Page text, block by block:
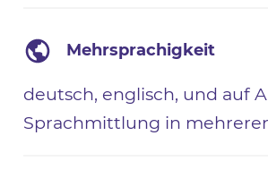
Mehrsprachigkeit
deutsch, englisch, und auf
Sprachmittlung in